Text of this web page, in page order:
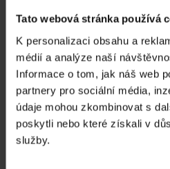
Tato webová stránka používá
K personalizaci obsahu a
médií a analýze naší
Informace o tom, jak náš web
partnery pro sociální média,
údaje mohou zkombinovat s
poskytli nebo které získali v
služby.
roky
CD
Skladem
Linkin
Blue Vinyl)